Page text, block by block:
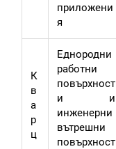
приложени
я
К
в
а
р
ц
Еднородни
работни
повърхност
и и
инженерни
вътрешни
повърхност